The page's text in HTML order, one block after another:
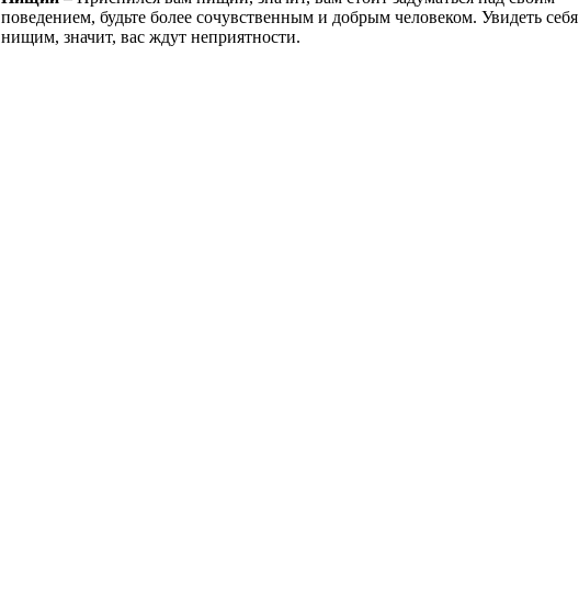
поведением, будьте более сочувственным и добрым человеком. Увидеть себя
нищим, значит, вас ждут неприятности.